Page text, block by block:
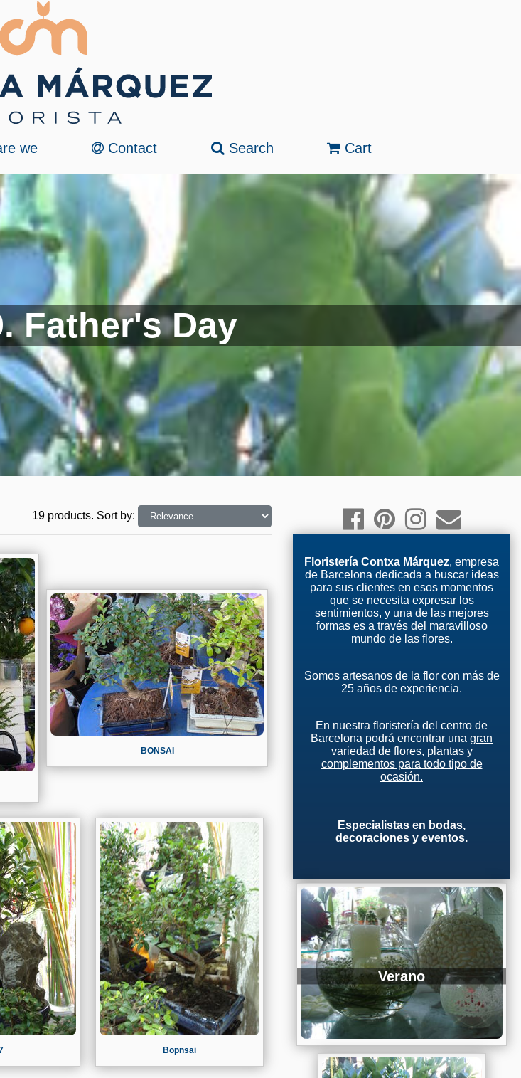
we Contact Search Cart
Father's Day
19 products. Sort by:
BONSAI
Bopnsai
Floristería Contxa Márquez, empresa
de Barcelona dedicada a buscar ideas
para sus clientes en esos momentos
que se necesita expresar los
sentimientos, y una de las mejores
formas es a través del maravilloso
mundo de las flores.
Somos artesanos de la flor con más de
25 años de experiencia.
En nuestra floristería del centro de
Barcelona podrá encontrar una gran
variedad de flores, plantas y
complementos para todo tipo de
ocasión.
Especialistas en bodas,
decoraciones y eventos.
Verano